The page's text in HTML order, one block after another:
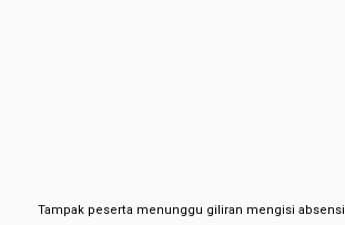
Tampak peserta menunggu giliran mengisi absensi